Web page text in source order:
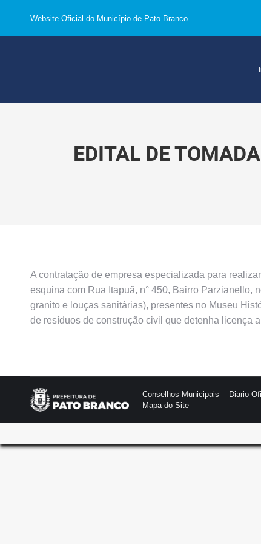
Website Oficial do Município de Pato Branco
EDITAL DE
A contratação de empresa especializada para
esquina com Rua Itapuã, n° 450, Bairro Parzianello,
granito e louças sanitárias), presentes no Museu
de resíduos de construção civil que detenha licença
Conselhos Municipais Diario
Mapa do Site